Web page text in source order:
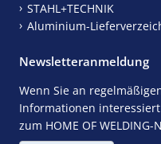
STAHL+TECHNIK
Aluminium-
Newsletteranmeldung
Wenn Sie an
Informationen
zum HOME OF